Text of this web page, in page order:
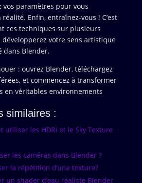
vos paramètres pour vous
Enfin, entraînez-vous ! C’est
ces techniques sur plusieurs
développerez votre sens artistique
dans Blender.
: ouvrez Blender, téléchargez
et commencez à transformer
en véritables environnements
similaires :
utiliser les HDRI et le Sky Texture
les caméras dans Blender ?
la répétition d’une texture?
un shader d’eau réaliste Blender